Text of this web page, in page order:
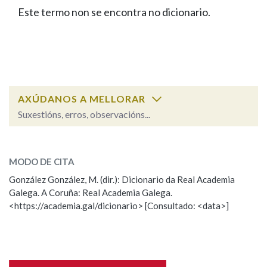
FIGURAS HOMENAXEADAS
PORTAL DAS PALABRAS
Facebook
TwitterYoutubeInstagram
Bluesky
BUSCAR NOS LEMAS
Remata por
BUSCAR NO CONTIDO
Nas definicións
Este termo non se encontra no dicionario.
AXÚDANOS A MELLORAR
Suxestións, erros, observacións...
Observación
Nome
MODO DE CITA
González González, M. (dir.): Dicionario da Real Academia
Galega. A Coruña: Real Academia Galega.
<https://academia.gal/dicionario> [Consultado: <data>]